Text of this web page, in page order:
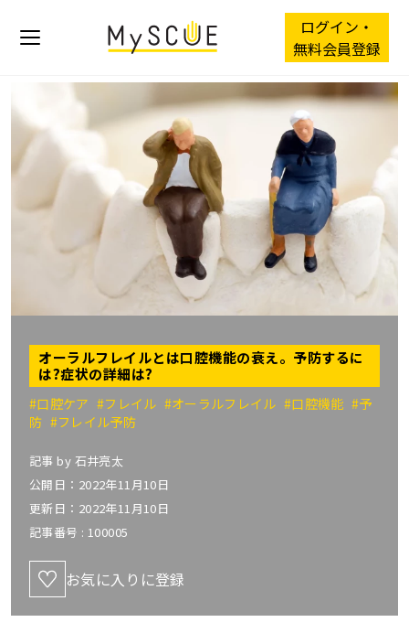
ログイン・
無料会員登録
オーラルフレイルとは口腔機能の衰え。予防するに
は?症状の詳細は?
#口腔ケア #フレイル #オーラルフレイル#口腔機能 #予
防 #フレイル予防
記事 by 石井亮太
公開日：2022年11月10日
更新日：2022年11月10日
記事番号 : 100005
お気に入りに登録